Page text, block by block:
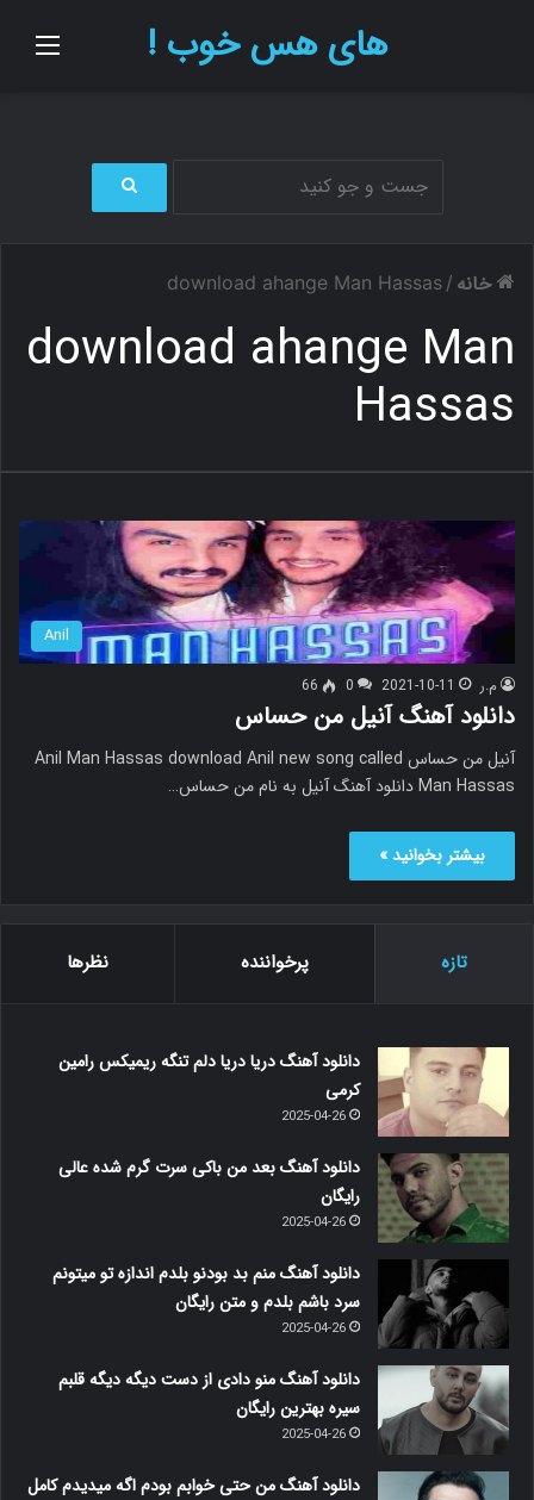
های هس خوب !
ج
ب
ر
خانه /
download ahange Man Hassas
download ahange Man
Hassas
Anil
م.ر 2021-10-11
0
66
دانلود آهنگ آنیل من حساس
آنیل من حساس Anil Man Hassas download Anil new song called
Man Hassas دانلود آهنگ آنیل به نام من حساس…
بیشتر بخوانید »
تازه پرخواننده نظرها
دانلود آهنگ دریا دریا دلم تنگه ریمیکس رامین
کرمی
2025-04-26
دانلود آهنگ بعد من باکی سرت گرم شده عالی
رایگان
2025-04-26
دانلود آهنگ منم بد بودنو بلدم اندازه تو میتونم
سرد باشم بلدم و متن رایگان
2025-04-26
دانلود آهنگ منو دادی از دست دیگه دیگه قلبم
سیره بهترین رایگان
2025-04-26
دانلود آهنگ من حتی خوابم بودم اگه میدیدم کامل